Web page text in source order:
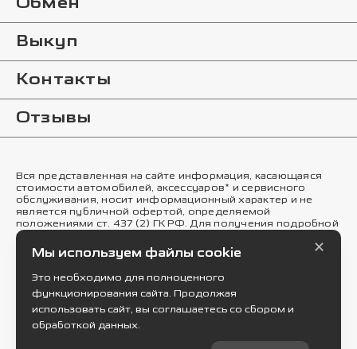
Выкуп
Контакты
Отзывы
Вся представленная на сайте информация, касающаяся
стоимости автомобилей, аксессуаров* и сервисного
обслуживания, носит информационный характер и не
является публичной офертой, определяемой
положениями ст. 437 (2) ГК РФ. Для получения подробной
информации обращайтесь в наши автосалоны.
Опубликованная на данном сайте информация может
быть изменена в любое время без предварительного
уведомления. * Стоимость аксессуаров указана без учета
стоимости установки.
Правовая информация
Мы используем файлы cookie
Это необходимо для полноценного
функционирования сайта. Продолжая
использовать сайт, вы соглашаетесь со сбором и
обработкой данных.
×